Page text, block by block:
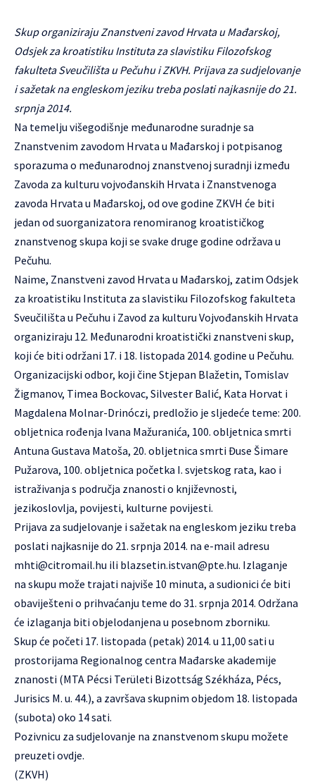
Skup organiziraju Znanstveni zavod Hrvata u Mađarskoj,
Odsjek za kroatistiku Instituta za slavistiku Filozofskog
fakulteta Sveučilišta u Pečuhu i ZKVH. Prijava za sudjelovanje
i sažetak na engleskom jeziku treba poslati najkasnije do 21.
srpnja 2014.
Na temelju višegodišnje međunarodne suradnje sa
Znanstvenim zavodom Hrvata u Mađarskoj i potpisanog
sporazuma o međunarodnoj znanstvenoj suradnji između
Zavoda za kulturu vojvođanskih Hrvata i Znanstvenoga
zavoda Hrvata u Mađarskoj, od ove godine ZKVH će biti
jedan od suorganizatora renomiranog kroatističkog
znanstvenog skupa koji se svake druge godine održava u
Pečuhu.
Naime, Znanstveni zavod Hrvata u Mađarskoj, zatim Odsjek
za kroatistiku Instituta za slavistiku Filozofskog fakulteta
Sveučilišta u Pečuhu i Zavod za kulturu Vojvođanskih Hrvata
organiziraju 12. Međunarodni kroatistički znanstveni skup,
koji će biti održani 17. i 18. listopada 2014. godine u Pečuhu.
Organizacijski odbor, koji čine Stjepan Blažetin, Tomislav
Žigmanov, Timea Bockovac, Silvester Balić, Kata Horvat i
Magdalena Molnar-Drinóczi, predložio je sljedeće teme: 200.
obljetnica rođenja Ivana Mažuranića, 100. obljetnica smrti
Antuna Gustava Matoša, 20. obljetnica smrti Đuse Šimare
Pužarova, 100. obljetnica početka I. svjetskog rata, kao i
istraživanja s područja znanosti o književnosti,
jezikoslovlja, povijesti, kulturne povijesti.
Prijava za sudjelovanje i sažetak na engleskom jeziku treba
poslati najkasnije do 21. srpnja 2014. na e-mail adresu
mhti@citromail.hu ili blazsetin.istvan@pte.hu. Izlaganje
na skupu može trajati najviše 10 minuta, a sudionici će biti
obaviješteni o prihvaćanju teme do 31. srpnja 2014. Održana
će izlaganja biti objelodanjena u posebnom zborniku.
Skup će početi 17. listopada (petak) 2014. u 11,00 sati u
prostorijama Regionalnog centra Mađarske akademije
znanosti (MTA Pécsi Területi Bizottság Székháza, Pécs,
Jurisics M. u. 44.), a završava skupnim objedom 18. listopada
(subota) oko 14 sati.
Pozivnicu za sudjelovanje na znanstvenom skupu možete
preuzetiovdje.
(ZKVH)